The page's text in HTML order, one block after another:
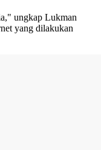
ungkap Lukman
yang dilakukan